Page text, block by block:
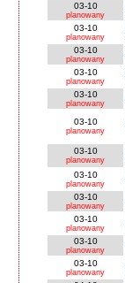
03-10
planowany
03-10
planowany
03-10
planowany
03-10
planowany
03-10
planowany
03-10
planowany
03-10
planowany
03-10
planowany
03-10
planowany
03-10
planowany
03-10
planowany
03-10
planowany